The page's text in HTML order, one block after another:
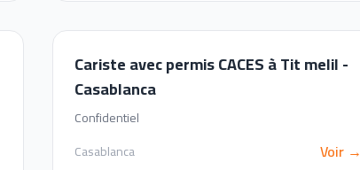
Cariste avec permis CACES à Tit melil -
Casablanca
Confidentiel
Casablanca
Voir →